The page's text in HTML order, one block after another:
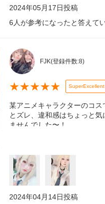
2024年05月17日投稿
6 人が参考になったと答えて
FJK(登録件数:8)
★★★★★ SuperExcellent
某アニメキャラクターのコス
とズレ、違和感はちょっと
ませんでした〜！
2024年04月14日投稿